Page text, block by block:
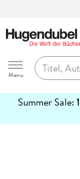
Hugendubel
Menu
Summer Sale:
erfahren